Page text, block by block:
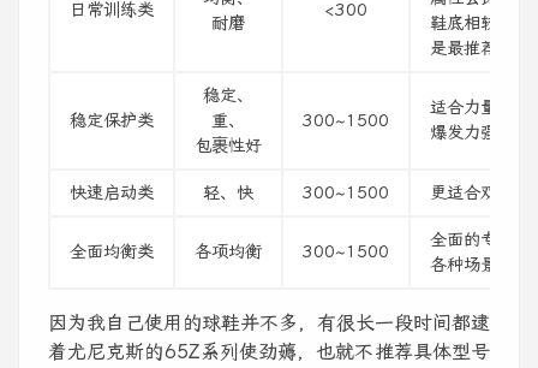
日常训练类
耐磨
<300
鞋底相较于其
是最推荐初学
稳定保护类
稳定、
重、
包裹性好
300~1500
适合力量更大
爆发力强的球
快速启动类 轻、快 300~1500 更适合双打、
全面均衡类 各项均衡 300~1500
全面的专业比
各种场景都适
因为我自己使用的球鞋并不多，有很长一段时间都逮
着尤尼克斯的65Z系列使劲薅，也就不推荐具体型号